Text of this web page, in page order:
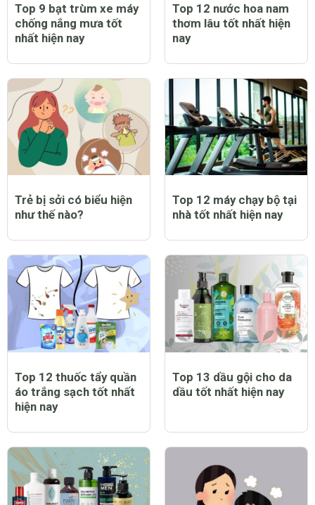
Top 9 bạt trùm xe máy
chống nắng mưa tốt
nhất hiện nay
Top 12 nước hoa nam
thơm lâu tốt nhất hiện
nay
Trẻ bị sởi có biểu hiện
như thế nào?
Top 12 máy chạy bộ tại
nhà tốt nhất hiện nay
Top 12 thuốc tẩy quần
áo trắng sạch tốt nhất
hiện nay
Top 13 dầu gội cho da
dầu tốt nhất hiện nay